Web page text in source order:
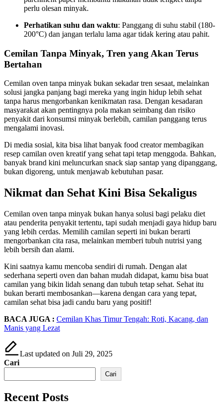
perlu olesan minyak.
Perhatikan suhu dan waktu: Panggang di suhu stabil (180-
200°C) dan jangan terlalu lama agar tidak kering atau pahit.
Cemilan Tanpa Minyak, Tren yang Akan Terus
Bertahan
Cemilan oven tanpa minyak bukan sekadar tren sesaat, melainkan
solusi jangka panjang bagi mereka yang ingin hidup lebih sehat
tanpa harus mengorbankan kenikmatan rasa. Dengan kesadaran
masyarakat akan pentingnya pola makan seimbang dan risiko
penyakit dari konsumsi minyak berlebih, camilan panggang terus
mengalami inovasi.
Di media sosial, kita bisa lihat banyak food creator membagikan
resep camilan oven kreatif yang sehat tapi tetap menggoda. Bahkan,
banyak brand kini meluncurkan snack siap santap yang dipanggang,
bukan digoreng, untuk menjawab kebutuhan pasar.
Nikmat dan Sehat Kini Bisa Sekaligus
Cemilan oven tanpa minyak bukan hanya solusi bagi pelaku diet
atau penderita penyakit tertentu, tapi sudah menjadi gaya hidup baru
yang lebih cerdas. Memilih camilan seperti ini bukan berarti
mengorbankan cita rasa, melainkan memberi tubuh nutrisi yang
lebih bersih dan alami.
Kini saatnya kamu mencoba sendiri di rumah. Dengan alat
sederhana seperti oven dan bahan mudah didapat, kamu bisa buat
camilan yang bikin lidah senang dan tubuh tetap sehat. Sehat itu
bukan berarti membosankan—karena dengan cara yang tepat,
camilan sehat bisa jadi candu baru yang positif!
BACA JUGA : Cemilan Khas Timur Tengah: Roti, Kacang, dan
Manis yang Lezat
Last updated on Juli 29, 2025
Cari
Cari
Recent Posts